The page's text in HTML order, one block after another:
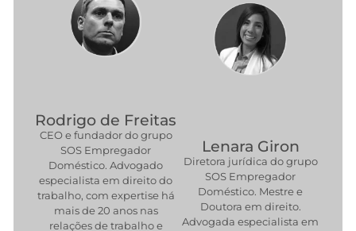
Rodrigo de Freitas
CEO e fundador do grupo
SOS Empregador
Doméstico. Advogado
especialista em direito do
trabalho, com expertise há
mais de 20 anos nas
relações de trabalho e
Lenara Giron
Diretora jurídica do grupo
SOS Empregador
Doméstico. Mestre e
Doutora em direito.
Advogada especialista em